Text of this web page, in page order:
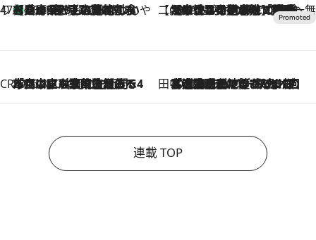
47都道府県の手みやげ ひんやりスイーツで夏を満喫
2026.8.8
【兵庫県】この夏絶対食べたい 冷やしておいしいおやつ3選 淡路島の恵みをジェラートに集約 【CREA×星野リゾート】唯一無二。癒しと発見が待つ場所へ
2026.8.7
【トンボの足水浴】ヒノキの香りに包まれて涼感マックス！約13℃の湧水かけ流しを避暑地「星野温泉 トンボの湯」で体験
CREA'S CHOICE
2026.8.7
「立川にも歌舞伎があるんだよ」 片岡仁左衛門・市川中車ら豪華座組みで4年目の立川立飛歌舞伎へ 田中稲の勝手に再ブーム
2026.8.7
「湘南乃風に憧れて」観客大盛上がりの“タオル回し”に、ラッパー顔負けの高速歌唱まで…さだまさし（74）のアグレッシブすぎる現在地
連載 TOP